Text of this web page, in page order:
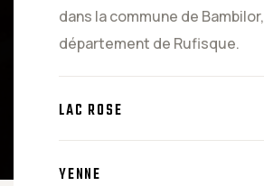
dans la commune de Bambilor,
département de Rufisque.
LAC ROSE
YENNE